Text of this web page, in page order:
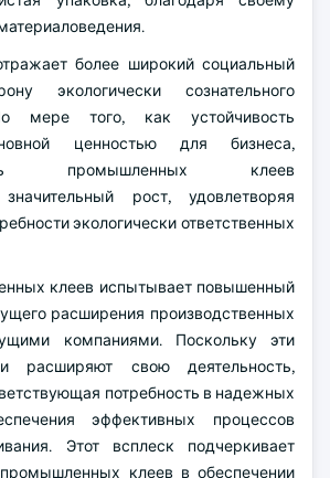
более широкий социальный
экологически сознательного
мере того, как устойчивость
ценностью для бизнеса,
промышленных клеев
рост, удовлетворяя
экологически ответственных
клеев испытывает повышенный
расширения производственных
компаниями. Поскольку эти
расширяют свою деятельность,
потребность в надежных
эффективных процессов
Этот всплеск подчеркивает
клеев в обеспечении